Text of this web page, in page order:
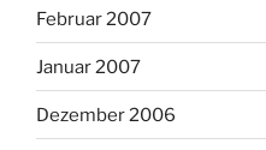
Februar 2007
Januar 2007
Dezember 2006